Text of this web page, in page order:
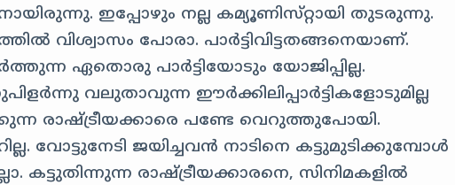
ഇപ്പോഴും നല്ല കമ്യൂണിസ്‍റ്റായി തുടരുന്നു.
വിശ്വാസം പോരാ. പാര്‍ട്ടിവിട്ടതങ്ങനെയാണ്.
ഏതൊരു പാര്‍ട്ടിയോടും യോജിപ്പില്ല.
വലുതാവുന്ന ഈര്‍‌ക്കിലിപ്പാര്‍ട്ടികളോടുമില്ല
രാഷ്‍ട്രീയക്കാരെ പണ്ടേ വെറുത്തുപോയി.
വോട്ടുനേടി ജയിച്ചവന്‍ നാടിനെ കട്ടുമുടിക്കുമ്പോള്‍
കട്ടുതിന്നുന്ന രാഷ്ട്രീയക്കാരനെ, സിനിമകളില്‍